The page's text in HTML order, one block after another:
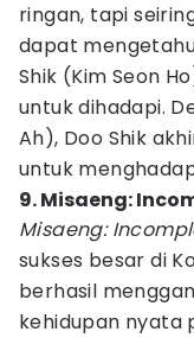
ringan, tapi
dapat
Shik (Kim Seon
untuk dihadapi.
Ah), Doo Shik
untuk
9. Misaeng:
Misaeng:
sukses besar di
berhasil
kehidupan nyata